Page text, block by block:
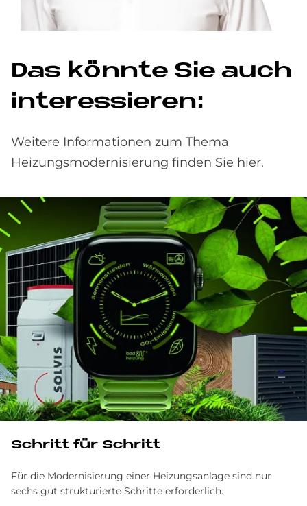
Das könn­te Sie auch
in­ter­es­sie­ren:
Weitere Informationen zum Thema
Heizungsmodernisierung finden Sie hier.
Schritt für Schritt
Für die Modernisierung einer Heizungsanlage sind nur
sechs gut strukturierte Schritte erforderlich.